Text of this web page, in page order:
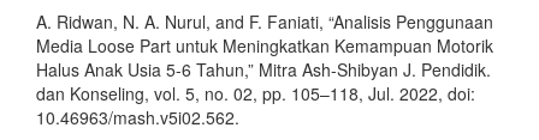
A. Ridwan, N. A. Nurul, and F. Faniati, “Analisis Penggunaan
Media Loose Part untuk Meningkatkan Kemampuan Motorik
Halus Anak Usia 5-6 Tahun,” Mitra Ash-Shibyan J. Pendidik.
dan Konseling, vol. 5, no. 02, pp. 105–118, Jul. 2022, doi:
10.46963/mash.v5i02.562.